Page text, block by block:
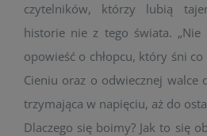
czytelników, którzy lubią
historie nie z tego świata. „Nie
opowieść o chłopcu, który śni
Cieniu oraz o odwiecznej walce
trzymająca w napięciu, aż do
Dlaczego się boimy? Jak to się